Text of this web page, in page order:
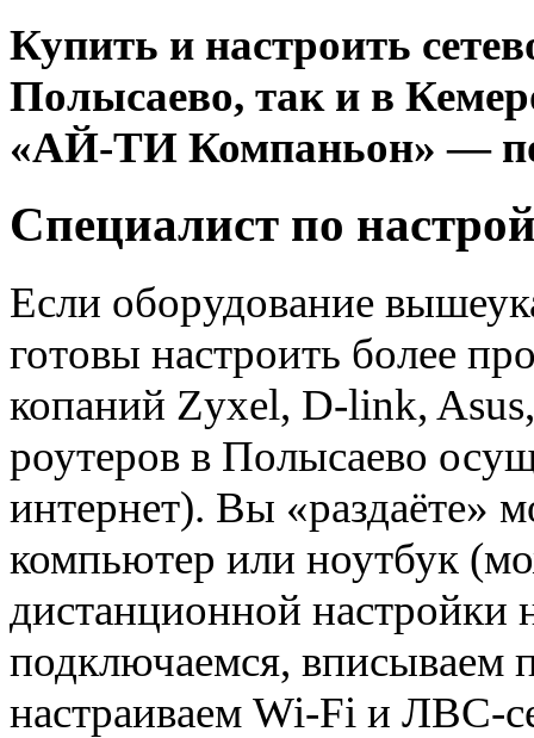
Купить и настроить
Полысаево, так и в
«АЙ-ТИ Компаньон» —
Специалист по
Если оборудование
готовы настроить более
копаний Zyxel, D-link,
роутеров в Полысаево
интернет). Вы «раздаёте»
компьютер или ноутбук
дистанционной
подключаемся, вписываем
настраиваем Wi-Fi и ЛВС-